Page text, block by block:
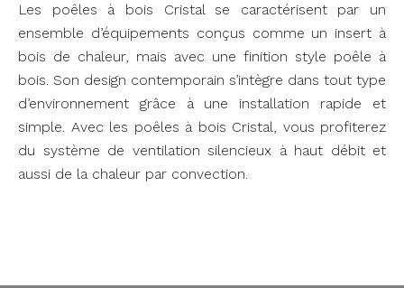
Les poêles à bois Cristal se caractérisent par un
ensemble d’équipements conçus comme un insert à
bois de chaleur, mais avec une finition style poêle à
bois. Son design contemporain s’intègre dans tout type
d’environnement grâce à une installation rapide et
simple. Avec les poêles à bois Cristal, vous profiterez
du système de ventilation silencieux à haut débit et
aussi de la chaleur par convection.